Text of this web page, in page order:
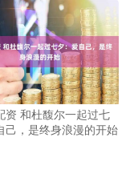
资 和杜馥尔一起过七
己，是终身浪漫的开始